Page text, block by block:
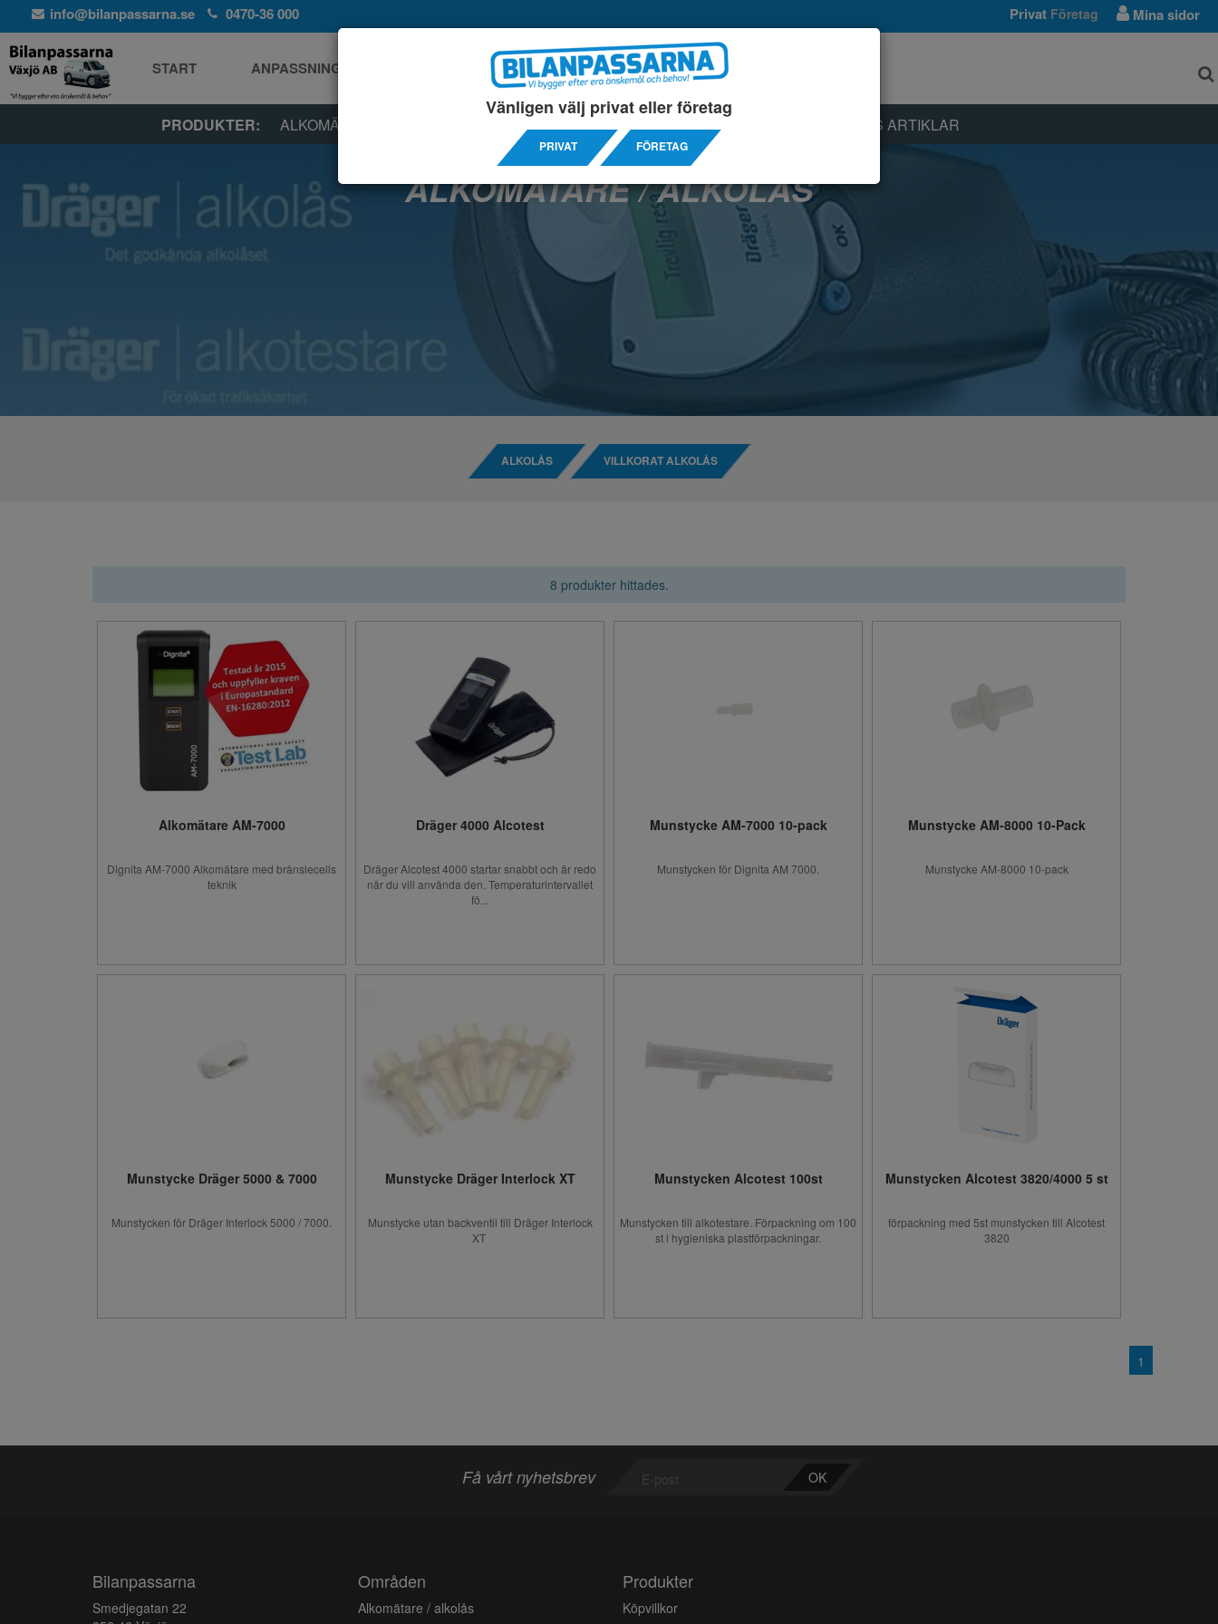
info@bilanpassarna.se 0470-36 000 Mina sidor
Privat Företag
START ANPASSNINGAR COLORGLO BILDARKIV OM OSS
PRODUKTER: ALKOMÄTARE / ALKOLÅS ELPRODUKTER SERVICEINREDNINGAR TILLBEHÖRS ARTIKLAR
ALKOMÄTARE / ALKOLÅS
ALKOLÅS VILLKORAT ALKOLÅS
8 produkter hittades.
Alkomätare AM-7000
Dignita AM-7000 Alkomätare med bränslecells
teknik
Dräger 4000 Alcotest
Dräger Alcotest 4000 startar snabbt och är redo
när du vill använda den. Temperaturintervallet
fö...
Munstycke AM-7000 10-pack
Munstycken för Dignita AM 7000.
Munstycke AM-8000 10-Pack
Munstycke AM-8000 10-pack
Munstycke Dräger 5000 & 7000
Munstycken för Dräger Interlock 5000 / 7000.
Munstycke Dräger Interlock XT
Munstycke utan backventil till Dräger Interlock
XT
Munstycken Alcotest 100st
Munstycken till alkotestare. Förpackning om 100
st i hygieniska plastförpackningar.
Munstycken Alcotest 3820/4000 5 st
förpackning med 5st munstycken till Alcotest
3820
1
Få vårt nyhetsbrev OK
Bilanpassarna
Smedjegatan 22
Områden
Alkomätare / alkolås
Produkter
Köpvillkor
Vänligen välj privat eller företag
PRIVAT FÖRETAG